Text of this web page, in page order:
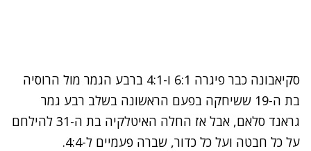
סקיאבונה כבר פיגרה 6:1 ו-4:1 ברבע הגמר מול הרוסיה
בת ה-19 ששיחקה בפעם הראשונה בשלב רבע גמר
גראנד סלאם, אבל אז החלה האיטלקיה בת ה-31 להילחם
על כל חבטה ועל כל כדור, שברה פעמיים ל-4:4.